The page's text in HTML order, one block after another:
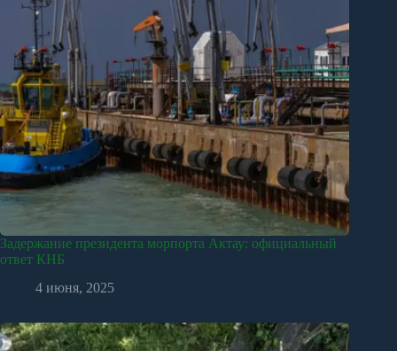
Задержание президента морпорта Актау: официальный
ответ КНБ
4 июня, 2025